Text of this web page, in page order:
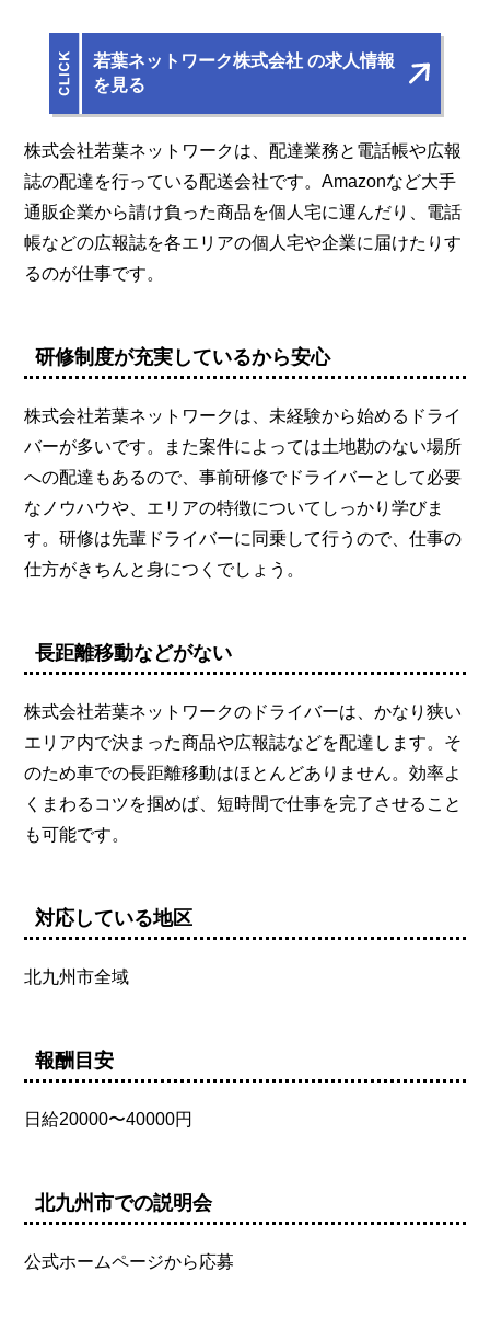
若葉ネットワーク株式会社 の求人情報
を見る
株式会社若葉ネットワークは、配達業務と電話帳や広報
誌の配達を行っている配送会社です。Amazonなど大手
通販企業から請け負った商品を個人宅に運んだり、電話
帳などの広報誌を各エリアの個人宅や企業に届けたりす
るのが仕事です。
研修制度が充実しているから安心
株式会社若葉ネットワークは、未経験から始めるドライ
バーが多いです。また案件によっては土地勘のない場所
への配達もあるので、事前研修でドライバーとして必要
なノウハウや、エリアの特徴についてしっかり学びま
す。研修は先輩ドライバーに同乗して行うので、仕事の
仕方がきちんと身につくでしょう。
長距離移動などがない
株式会社若葉ネットワークのドライバーは、かなり狭い
エリア内で決まった商品や広報誌などを配達します。そ
のため車での長距離移動はほとんどありません。効率よ
くまわるコツを掴めば、短時間で仕事を完了させること
も可能です。
対応している地区
北九州市全域
報酬目安
日給20000〜40000円
北九州市での説明会
公式ホームページから応募